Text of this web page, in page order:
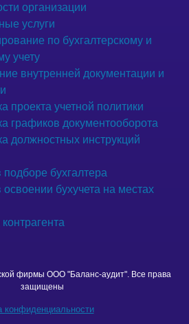
организации
услуги
по бухгалтерскому и
учету
внутренней документации и
проекта учетной политики
графиков документооборота
должностных инструкций
бухгалтера
бухучета на местах
фирмы ООО "Баланс-аудит". Все права
защищены
конфиденциальности